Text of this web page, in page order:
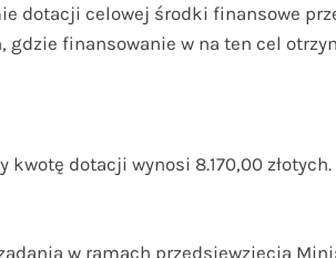
dotacji celowej środki finansowe
finansowanie w na ten cel
kwotę dotacji wynosi 8.170,00 złotych.
w ramach przedsięwzięcia